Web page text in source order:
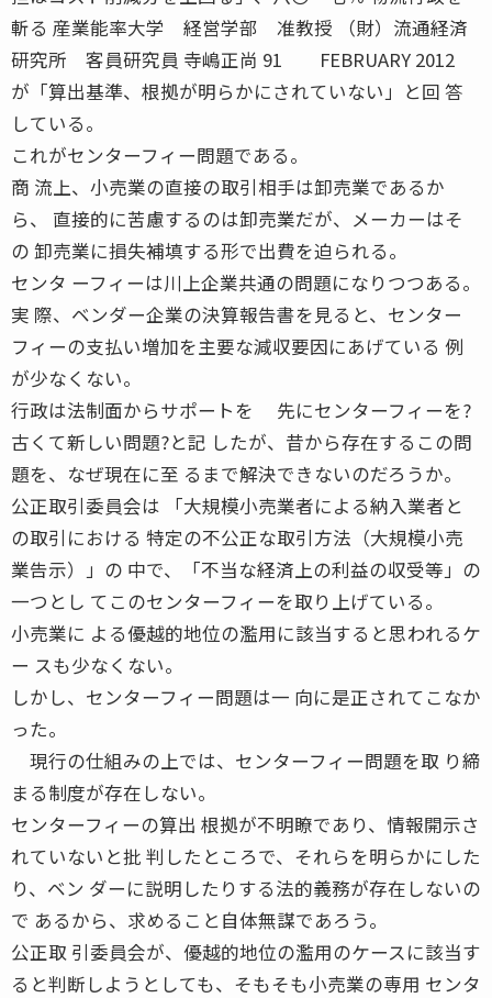
斬る 産業能率大学 経営学部 准教授 （財）流通経済
研究所 客員研究員 寺嶋正尚 91 FEBRUARY 2012
が「算出基準、根拠が明らかにされていない」と回 答
している。
これがセンターフィー問題である。
商 流上、小売業の直接の取引相手は卸売業であるか
ら、 直接的に苦慮するのは卸売業だが、メーカーはそ
の 卸売業に損失補填する形で出費を迫られる。
センタ ーフィーは川上企業共通の問題になりつつある。
実 際、ベンダー企業の決算報告書を見ると、センター
フィーの支払い増加を主要な減収要因にあげている 例
が少なくない。
行政は法制面からサポートを 先にセンターフィーを?
古くて新しい問題?と記 したが、昔から存在するこの問
題を、なぜ現在に至 るまで解決できないのだろうか。
公正取引委員会は 「大規模小売業者による納入業者と
の取引における 特定の不公正な取引方法（大規模小売
業告示）」の 中で、「不当な経済上の利益の収受等」の
一つとし てこのセンターフィーを取り上げている。
小売業に よる優越的地位の濫用に該当すると思われるケ
ー スも少なくない。
しかし、センターフィー問題は一 向に是正されてこなか
った。
現行の仕組みの上では、センターフィー問題を取 り締
まる制度が存在しない。
センターフィーの算出 根拠が不明瞭であり、情報開示さ
れていないと批 判したところで、それらを明らかにした
り、ベン ダーに説明したりする法的義務が存在しないの
で あるから、求めること自体無謀であろう。
公正取 引委員会が、優越的地位の濫用のケースに該当す
ると判断しようとしても、そもそも小売業の専用 センタ